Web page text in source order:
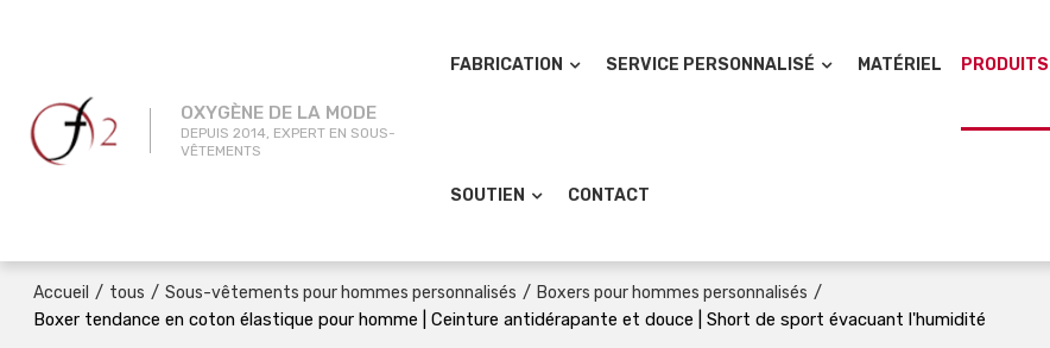
OXYGÈNE DE LA MODE
DEPUIS 2014, EXPERT EN SOUS-
VÊTEMENTS
FABRICATION SERVICE PERSONNALISÉ MATÉRIEL PRODUITS
SOUTIEN CONTACT
Accueil / tous / Sous-vêtements pour hommes personnalisés / Boxers pour hommes personnalisés /
Boxer tendance en coton élastique pour homme | Ceinture antidérapante et douce | Short de sport évacuant l'humidité